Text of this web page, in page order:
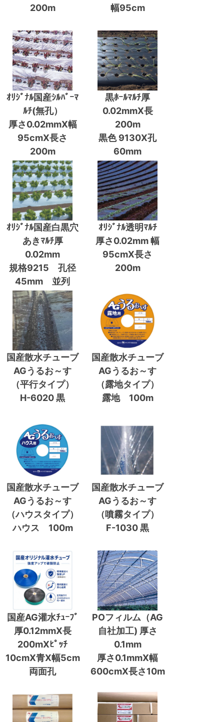
200m
幅95cm
ｵﾘｼﾞﾅﾙ国産ｼﾙﾊﾞｰﾏ
ﾙﾁ(無孔）
厚さ0.02mmX幅
95cmX長さ
200m
黒ﾎｰﾙﾏﾙﾁ厚
0.02mmX長
200m
黒色 9130X孔
60mm
ｵﾘｼﾞﾅﾙ国産白黒穴
あきﾏﾙﾁ厚
0.02mm
規格9215 孔径
45mm 並列
ｵﾘｼﾞﾅﾙ透明ﾏﾙﾁ
厚さ0.02mm 幅
95cmX長さ
200m
国産散水チューブ
AGうるお～す
（平行タイプ）
H-6020 黒
国産散水チューブ
AGうるお～す
（露地タイプ）
露地 100m
国産散水チューブ
AGうるお～す
（ハウスタイプ）
ハウス 100m
国産散水チューブ
AGうるお～す
（噴霧タイプ）
F-1030 黒
国産AG灌水ﾁｭｰﾌﾞ
厚0.12mmX長
200mXﾋﾟｯﾁ
10cmX青X幅5cm
両面孔
POフィルム（AG
自社加工) 厚さ
0.1mm
厚さ0.1mmX幅
600cmX長さ10m